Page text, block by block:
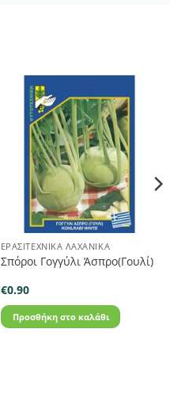
ΕΡΑΣΙΤΕΧΝΙΚΆ ΛΑΧΑΝΙΚΆ
Σπόροι Γογγύλι Άσπρο(Γουλί)
€0.90
Προσθήκη στο καλάθι